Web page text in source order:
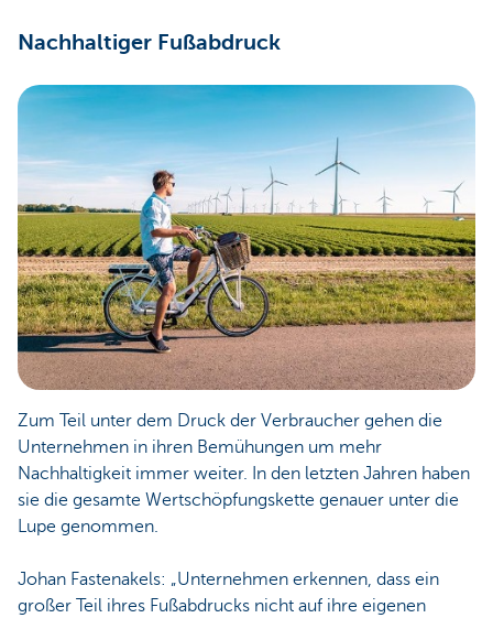
Nachhaltiger Fußabdruck
Zum Teil unter dem Druck der Verbraucher gehen die
Unternehmen in ihren Bemühungen um mehr
Nachhaltigkeit immer weiter. In den letzten Jahren haben
sie die gesamte Wertschöpfungskette genauer unter die
Lupe genommen.
Johan Fastenakels: „Unternehmen erkennen, dass ein
großer Teil ihres Fußabdrucks nicht auf ihre eigenen